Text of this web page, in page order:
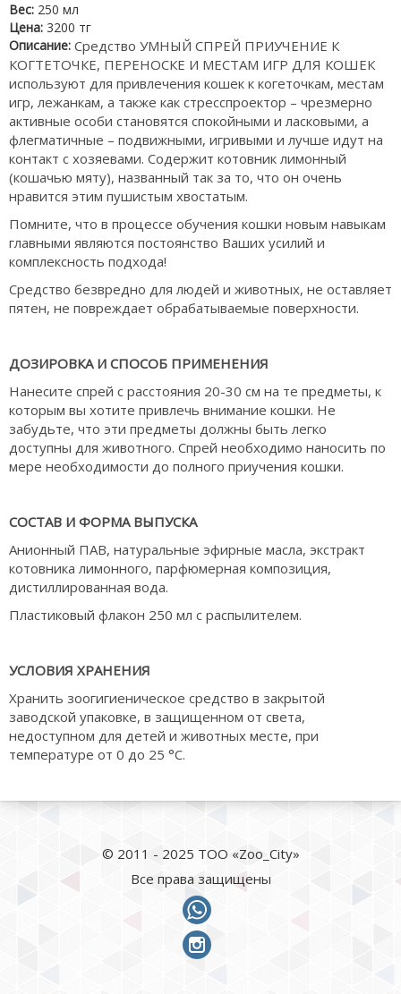
Вес: 250 мл
Цена: 3200 тг
Описание: Средство УМНЫЙ СПРЕЙ ПРИУЧЕНИЕ К
КОГТЕТОЧКЕ, ПЕРЕНОСКЕ И МЕСТАМ ИГР ДЛЯ КОШЕК
используют для привлечения кошек к когеточкам, местам
игр, лежанкам, а также как стресспроектор – чрезмерно
активные особи становятся спокойными и ласковыми, а
флегматичные – подвижными, игривыми и лучше идут на
контакт с хозяевами. Содержит котовник лимонный
(кошачью мяту), названный так за то, что он очень
нравится этим пушистым хвостатым.
Помните, что в процессе обучения кошки новым навыкам
главными являются постоянство Ваших усилий и
комплексность подхода!
Средство безвредно для людей и животных, не оставляет
пятен, не повреждает обрабатываемые поверхности.
ДОЗИРОВКА И СПОСОБ ПРИМЕНЕНИЯ
Нанесите спрей с расстояния 20-30 см на те предметы, к
которым вы хотите привлечь внимание кошки. Не
забудьте, что эти предметы должны быть легко
доступны для животного. Спрей необходимо наносить по
мере необходимости до полного приучения кошки.
СОСТАВ И ФОРМА ВЫПУСКА
Анионный ПАВ, натуральные эфирные масла, экстракт
котовника лимонного, парфюмерная композиция,
дистиллированная вода.
Пластиковый флакон 250 мл с распылителем.
УСЛОВИЯ ХРАНЕНИЯ
Хранить зоогигиеническое средство в закрытой
заводской упаковке, в защищенном от света,
недоступном для детей и животных месте, при
температуре от 0 до 25 °С.
© 2011 - 2025 ТОО «Zoo_City»
Все права защищены